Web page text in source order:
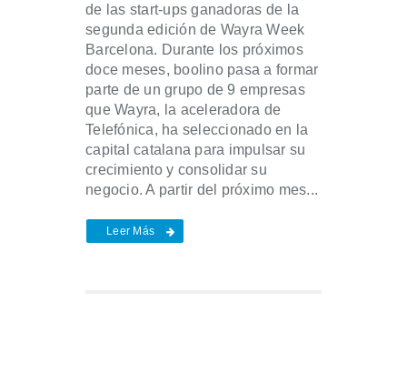
de las start-ups ganadoras de la
segunda edición de Wayra Week
Barcelona. Durante los próximos
doce meses, boolino pasa a formar
parte de un grupo de 9 empresas
que Wayra, la aceleradora de
Telefónica, ha seleccionado en la
capital catalana para impulsar su
crecimiento y consolidar su
negocio. A partir del próximo mes...
Leer Más